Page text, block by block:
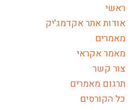
ראשי
אודות אתר אקדמג'יק
מאמרים
מאמר אקראי
צור קשר
תרגום מאמרים
כל הקורסים